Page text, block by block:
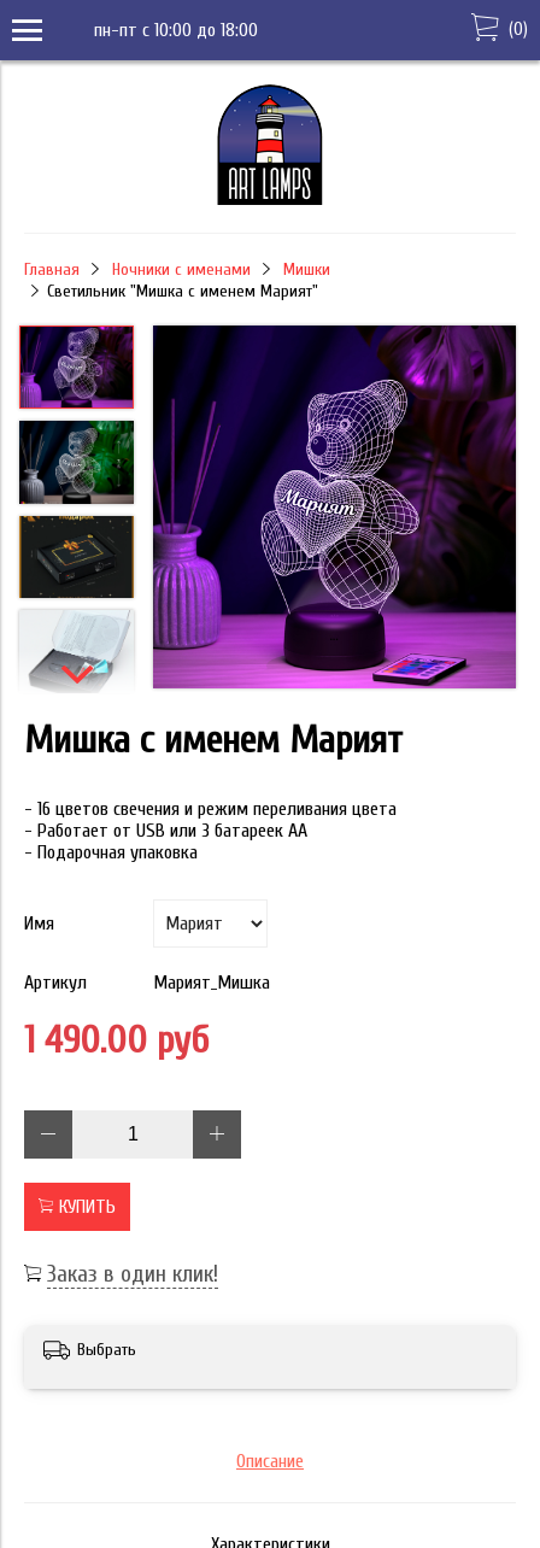
пн-пт с 10:00 до 18:00 (0)
Главная Ночники с именами
Мишки
Светильник "Мишка с именем Марият"
Мишка с именем Марият
- 16 цветов свечения и режим переливания цвета
- Работает от USB или 3 батареек АА
- Подарочная упаковка
Имя
Артикул Марият_Мишка
1 490.00 руб
КУПИТЬ
Заказ в один клик!
Выбрать
Описание